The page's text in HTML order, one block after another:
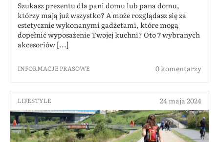
Szukasz prezentu dla pani domu lub pana domu,
którzy mają już wszystko? A może rozglądasz się za
estetycznie wykonanymi gadżetami, które mogą
dopełnić wyposażenie Twojej kuchni? Oto 7 wybranych
akcesoriów [...]
INFORMACJE PRASOWE 0 komentarzy
LIFESTYLE 24 maja 2024